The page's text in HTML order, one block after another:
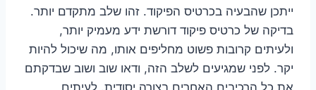
ייתכן שהבעיה בכרטיס הפיקוד. זהו שלב מתקדם יותר.
בדיקה של כרטיס פיקוד דורשת ידע מעמיק יותר,
ולעיתים קרובות פשוט מחליפים אותו, מה שיכול להיות
יקר. לפני שמגיעים לשלב הזה, ודאו שוב ושוב שבדקתם
את כל הרכיבים האחרים בצורה יסודית. לעיתים